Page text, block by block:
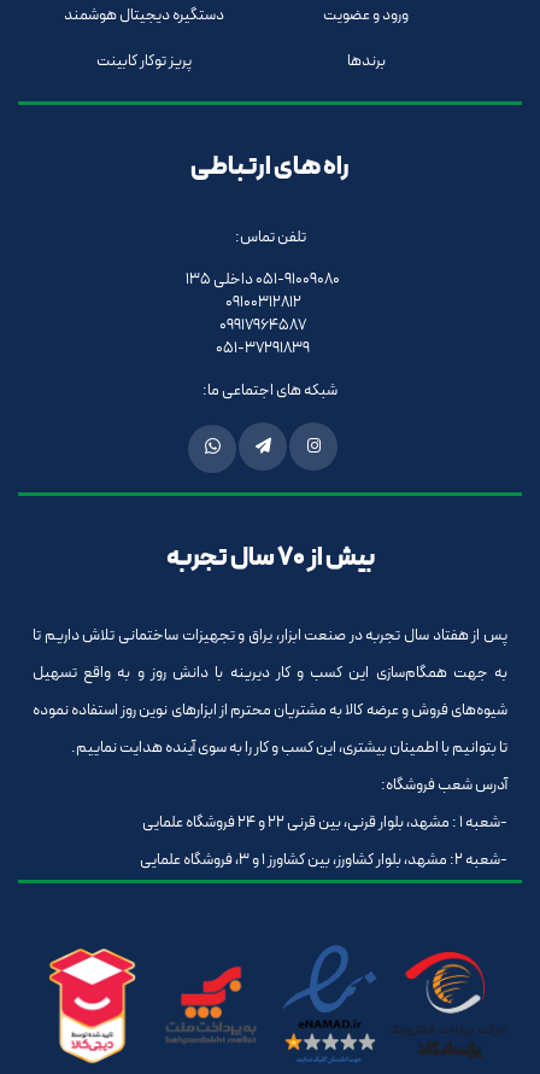
ورود و عضویت
برندها
دستگیره دیجیتال هوشمند
پریز توکار کابینت
راه های ارتباطی
تلفن تماس:
051-91009080 داخلی 135
09100312812
09917964587
051-37291839
شبکه های اجتماعی ما:
بیش از 70 سال تجربه
پس از هفتاد سال تجربه در صنعت ابزار، یراق و تجهیزات ساختمانی تلاش داریم تا
به جهت همگام‌سازی این کسب و کار دیرینه با دانش روز و به واقع تسهیل
شیوه‌های فروش و عرضه کالا به مشتریان محترم از ابزارهای نوین روز استفاده نموده
تا بتوانیم با اطمینان بیشتری، این کسب و کار را به سوی آینده هدایت نماییم.
آدرس شعب فروشگاه:
-شعبه 1 : مشهد، بلوار قرنی، بین قرنی 22 و 24 فروشگاه علمایی
-شعبه 2: مشهد، بلوار کشاورز، بین کشاورز 1 و 3، فروشگاه علمایی